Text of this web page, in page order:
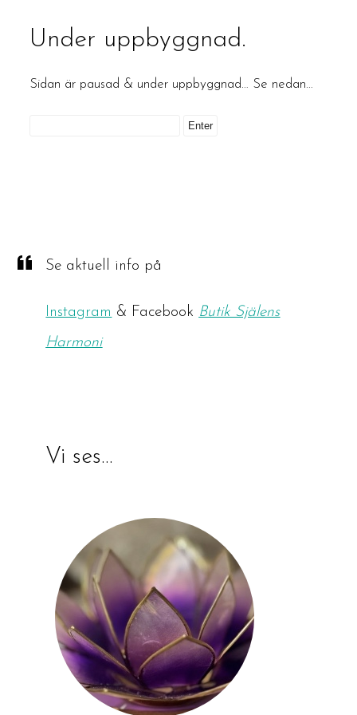
Under uppbyggnad.
Sidan är pausad & under uppbyggnad… Se nedan…
Se aktuell info på
Instagram & Facebook Butik Själens
Harmoni
Vi ses…